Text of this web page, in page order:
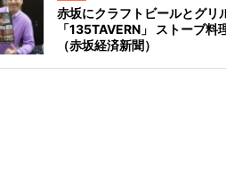
赤坂にクラフトビールとグリ
「135TAVERN」 ストーブ料
（赤坂経済新聞）